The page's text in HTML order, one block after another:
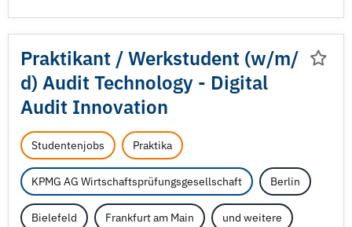
Praktikant /Werkstudent (w/m/
d) Audit Technology - Digital
Audit Innovation
Studentenjobs Praktika
KPMG AG Wirtschaftsprüfungsgesellschaft Berlin
Bielefeld Frankfurt am Main und weitere